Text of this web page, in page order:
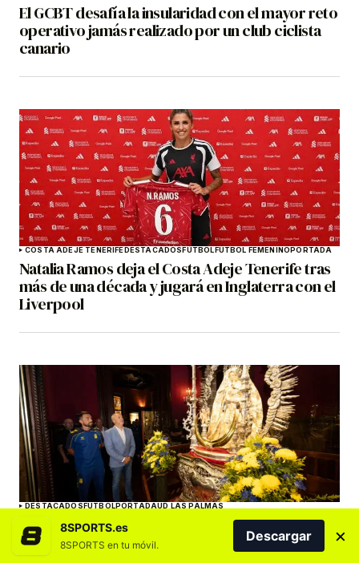
El GCBT desafía la insularidad con el mayor reto
operativo jamás realizado por un club ciclista
canario
COSTA ADEJE TENERIFEDESTACADOSFÚTBOLFÚTBOL FEMENINOPORTADA
Natalia Ramos deja el Costa Adeje Tenerife tras
más de una década y jugará en Inglaterra con el
Liverpool
DESTACADOSFÚTBOLPORTADAUD LAS PALMAS
Ramírez: «El objetivo es claro: la permanencia.
No vendamos motos»
8SPORTS.es
8SPORTS en tu móvil.
Descargar ×